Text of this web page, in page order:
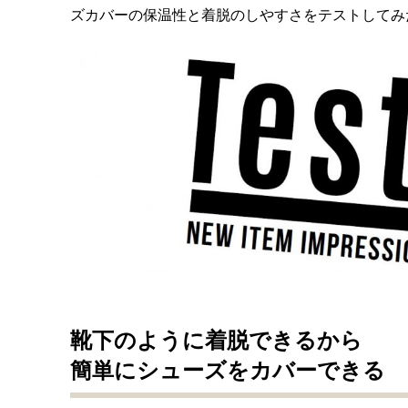
ズカバーの保温性と着脱のしやすさをテストして
靴下のように着脱できるから
簡単にシューズをカバーできる